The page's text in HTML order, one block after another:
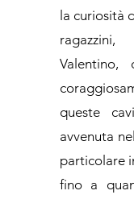
la curiosità
Valentino,
queste
avvenuta
particolare
fino a